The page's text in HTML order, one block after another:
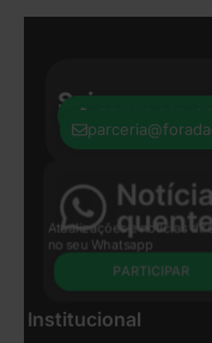
Seja nosso
Atualizações e notícias
no seu Whatsapp
PARTICIPAR
Institucional